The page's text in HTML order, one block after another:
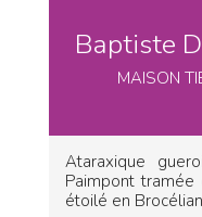
Baptiste
MAISON
Ataraxique
Paimpont
étoilé en